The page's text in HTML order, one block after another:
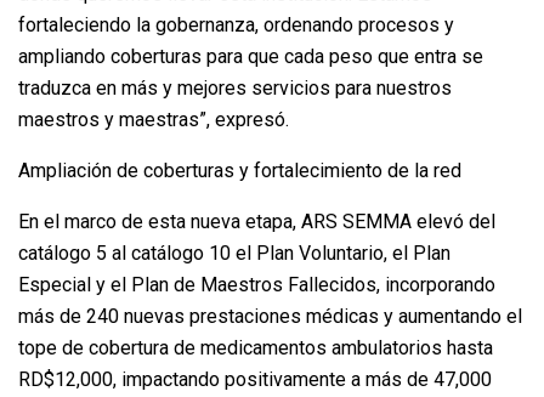
fortaleciendo la gobernanza, ordenando procesos y
ampliando coberturas para que cada peso que entra se
traduzca en más y mejores servicios para nuestros
maestros y maestras”, expresó.
Ampliación de coberturas y fortalecimiento de la red
En el marco de esta nueva etapa, ARS SEMMA elevó del
catálogo 5 al catálogo 10 el Plan Voluntario, el Plan
Especial y el Plan de Maestros Fallecidos, incorporando
más de 240 nuevas prestaciones médicas y aumentando el
tope de cobertura de medicamentos ambulatorios hasta
RD$12,000, impactando positivamente a más de 47,000